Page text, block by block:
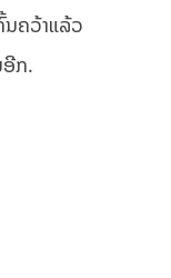
ນຄວ້າແລ້ວ
ອີກ.